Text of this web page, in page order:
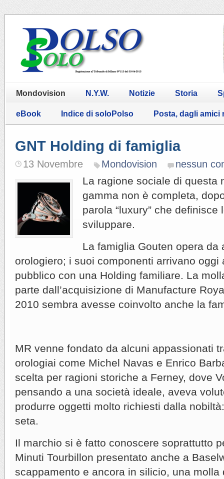
Mondovision N.Y.W. Notizie Storia
eBook Indice di soloPolso Posta, dagli amici
GNT Holding di famiglia
13 Novembre Mondovision nessun
La ragione sociale di questa
gamma non è completa,
parola “luxury” che
sviluppare.
La famiglia Gouten opera da
orologiero; i suoi componenti arrivano oggi
pubblico con una Holding familiare. La
parte dall’acquisizione di Manufacture
2010 sembra avesse coinvolto anche la
MR venne fondato da alcuni appassionati
orologiai come Michel Navas e Enrico
scelta per ragioni storiche a Ferney, dove
pensando a una società ideale, aveva
produrre oggetti molto richiesti dalla
seta.
Il marchio si è fatto conoscere soprattutto
Minuti Tourbillon presentato anche a
scappamento e ancora in silicio, una